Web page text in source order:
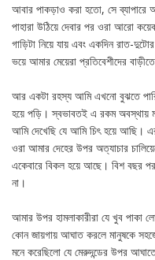
আবার পাকড়াও করা হতো, সে ব্যাপারে
পাহারা উঠিয়ে দেবার পর ওরা আরো
গাড়িটা নিয়ে যায় এবং একদিন রাত-
ভয়ে আমার মেয়েরা প্রতিবেশীদের
আর একটা রহস্য আমি এখনো বুঝতে
হয়ে পড়ি। স্বভাবতই এ রকম অবস্থায়
আমি দেখেছি যে আমি চিৎ হয়ে আছি।
ওরা আমার দেহের উপর অত্যাচার
একেবারে বিকল হয়ে আছে। বিশ বছর
না।
আমার উপর হামলাকারীরা যে খুব পাকা
কোন জায়গায় আঘাত করলে মানুষকে
মনে করেছিলো যে মেরুদন্ডের উপর